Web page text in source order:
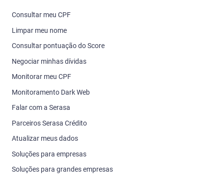
Consultar meu CPF
Limpar meu nome
Consultar pontuação do Score
Negociar minhas dívidas
Monitorar meu CPF
Monitoramento Dark Web
Falar com a Serasa
Parceiros Serasa Crédito
Atualizar meus dados
Soluções para empresas
Soluções para grandes empresas